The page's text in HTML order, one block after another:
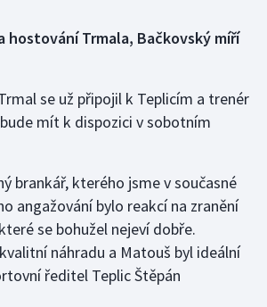
hostování Trmala, Bačkovský míří
se už připojil k Teplicím a trenér
mít k dispozici v sobotním
brankář, kterého jsme v současné
angažování bylo reakcí na zranění
se bohužel nejeví dobře.
náhradu a Matouš byl ideální
ředitel Teplic Štěpán